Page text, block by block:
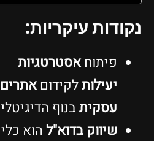
נקודות עיקריות:
פיתוח אסטרטגיות
יעילותלקידום אתרים
עסקיתבנוף
שיווק בדוא"להוא